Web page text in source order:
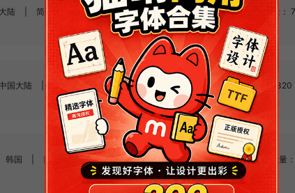
陆 简体：★★★★★ / 繁体：★★★★★ | 字重：1 | 浏览量：
国大陆 简体：★★★★★ / 繁体：★ | 字重：1 | 浏览量： 8320
韩国 简体：★★★★★ / 繁体：★★★★★ | 字重：1 | 浏览量